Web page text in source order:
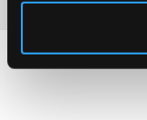
Materiaal